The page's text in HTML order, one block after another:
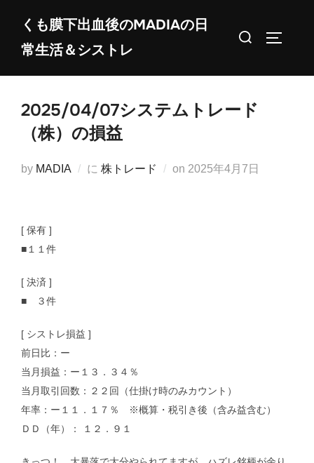
くも膜下出血後のMADIAの日
常生活＆シストレ
検
2025/04/07システムトレード
（株）の損益
by MADIA に 株トレード on 投
2025年4月7日
[ 保有 ]
■１１件
[ 決済 ]
■ ３件
[ シストレ損益 ]
前日比：ー
当月損益：ー１３．３４％
当月取引回数：２２回（仕掛け時のみカウント）
年率：ー１１．１７％ ※概算・税引き後（含み益含む）
ＤＤ（年）： １２．９１